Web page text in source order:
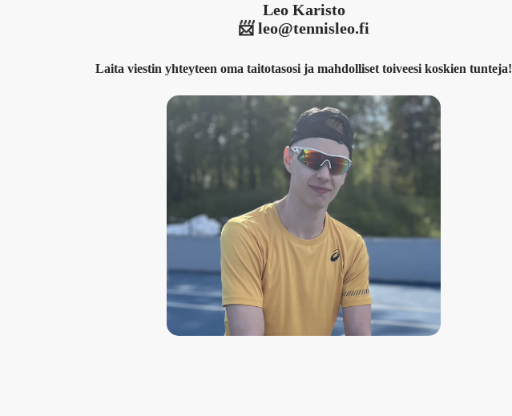
Leo Karisto
📨 leo@tennisleo.fi
Laita viestin yhteyteen oma taitotasosi ja mahdolliset toiveesi koskien tunteja!